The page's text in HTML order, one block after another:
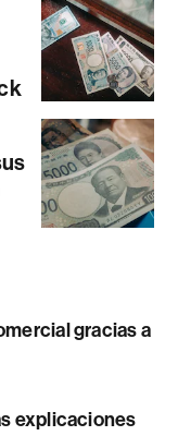
gracias a
explicaciones